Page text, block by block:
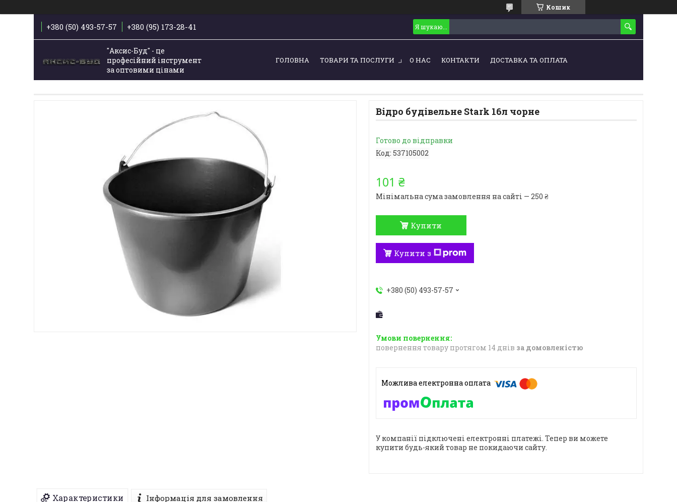
Кошик
+380 (50) 493-57-57 +380 (95) 173-28-41
"Аксис-Буд" - це
професійний інструмент
за оптовими цінами
ГОЛОВНА ТОВАРИ ТА ПОСЛУГИ О НАС КОНТАКТИ ДОСТАВКА ТА ОПЛАТА
Відро будівельне Stark 16л чорне
Готово до відправки
Код: 537105002
101 ₴
Мінімальна сума замовлення на сайті — 250 ₴
Купити
Купити з
+380 (50) 493-57-57
повернення товару протягом 14 днів за домовленістю
У компанії підключені електронні платежі. Тепер ви можете
купити будь-який товар не покидаючи сайту.
Характеристики Інформація для замовлення